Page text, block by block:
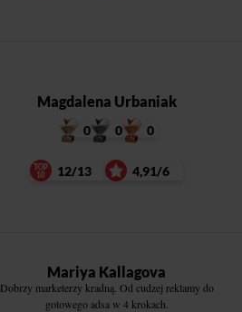
Magdalena Urbaniak
0 0 0
12/13 4,91/6
Mariya Kallagova
Dobrzy marketerzy kradną. Od cudzej reklamy do
gotowego adsa w 4 krokach.